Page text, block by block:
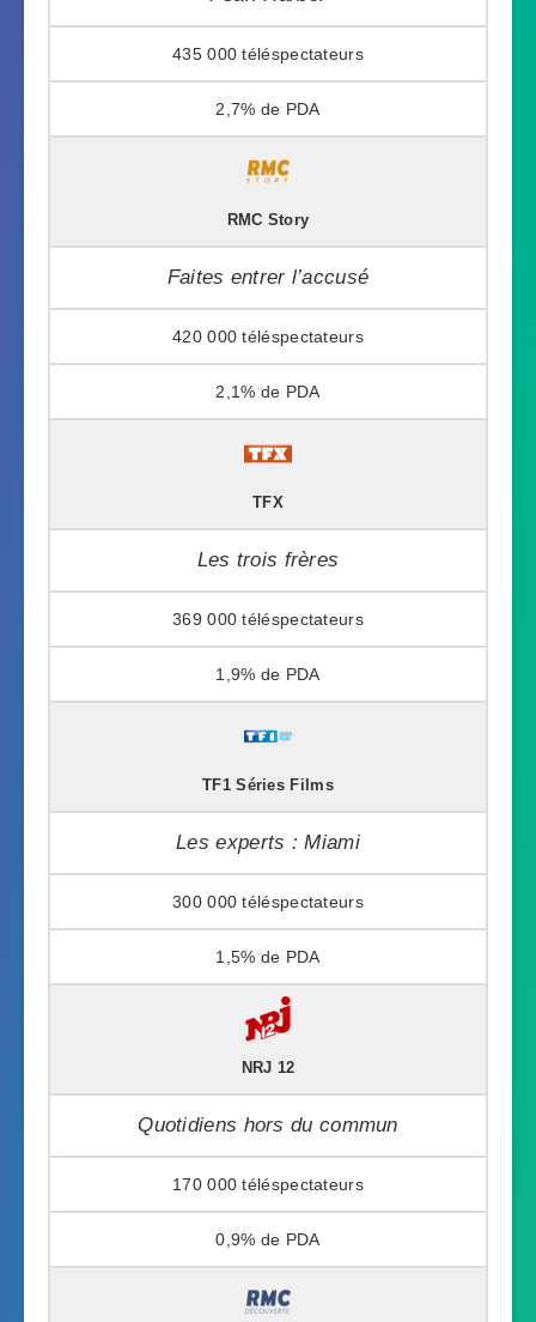
435 000
2,7%
RMC Story
Faites entrer l’accusé
420 000
2,1%
TFX
Les trois frères
369 000
1,9%
TF1 Séries Films
Les experts : Miami
300 000
1,5%
NRJ 12
Quotidiens hors du commun
170 000
0,9%